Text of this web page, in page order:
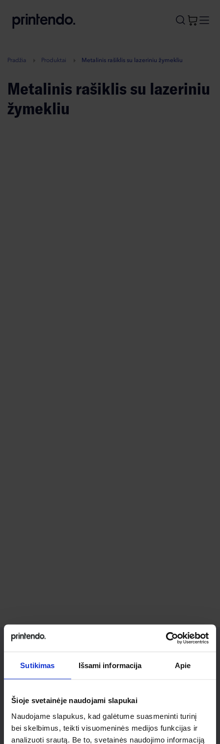
Sutikimas Išsami informacija Apie
Šioje svetainėje naudojami slapukai
Naudojame slapukus, kad galėtume suasmeninti turinį
bei skelbimus, teikti visuomeninės medijos funkcijas ir
analizuoti srautą. Be to, svetainės naudojimo informaciją
A
Pradžia Produktai Metalinis rašiklis su lazeriniu žymekliu
Metalinis rašiklis su lazeriniu
žymekliu
Ieškai
individualaus
sprendimo?
Susisiek su mumis dėl